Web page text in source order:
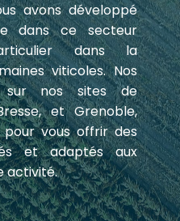
avons développé
dans ce secteur
dans la
viticoles. Nos
sur nos sites de
et Grenoble,
vous offrir des
et adaptés aux
activité.